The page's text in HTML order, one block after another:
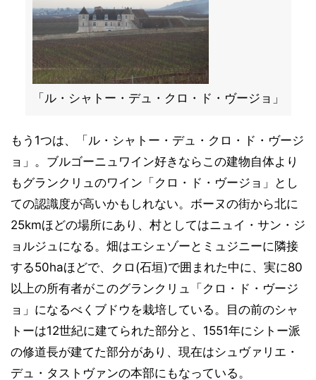
「ル・シャトー・デュ・クロ・ド・ヴージョ」
もう1つは、「ル・シャトー・デュ・クロ・ド・ヴージ
ョ」。ブルゴーニュワイン好きならこの建物自体より
もグランクリュのワイン「クロ・ド・ヴージョ」とし
ての認識度が高いかもしれない。ボーヌの街から北に
25kmほどの場所にあり、村としてはニュイ・サン・ジ
ョルジュになる。畑はエシェゾーとミュジニーに隣接
する50haほどで、クロ(石垣)で囲まれた中に、実に80
以上の所有者がこのグランクリュ「クロ・ド・ヴージ
ョ」になるべくブドウを栽培している。目の前のシャ
トーは12世紀に建てられた部分と、1551年にシトー派
の修道長が建てた部分があり、現在はシュヴァリエ・
デュ・タストヴァンの本部にもなっている。